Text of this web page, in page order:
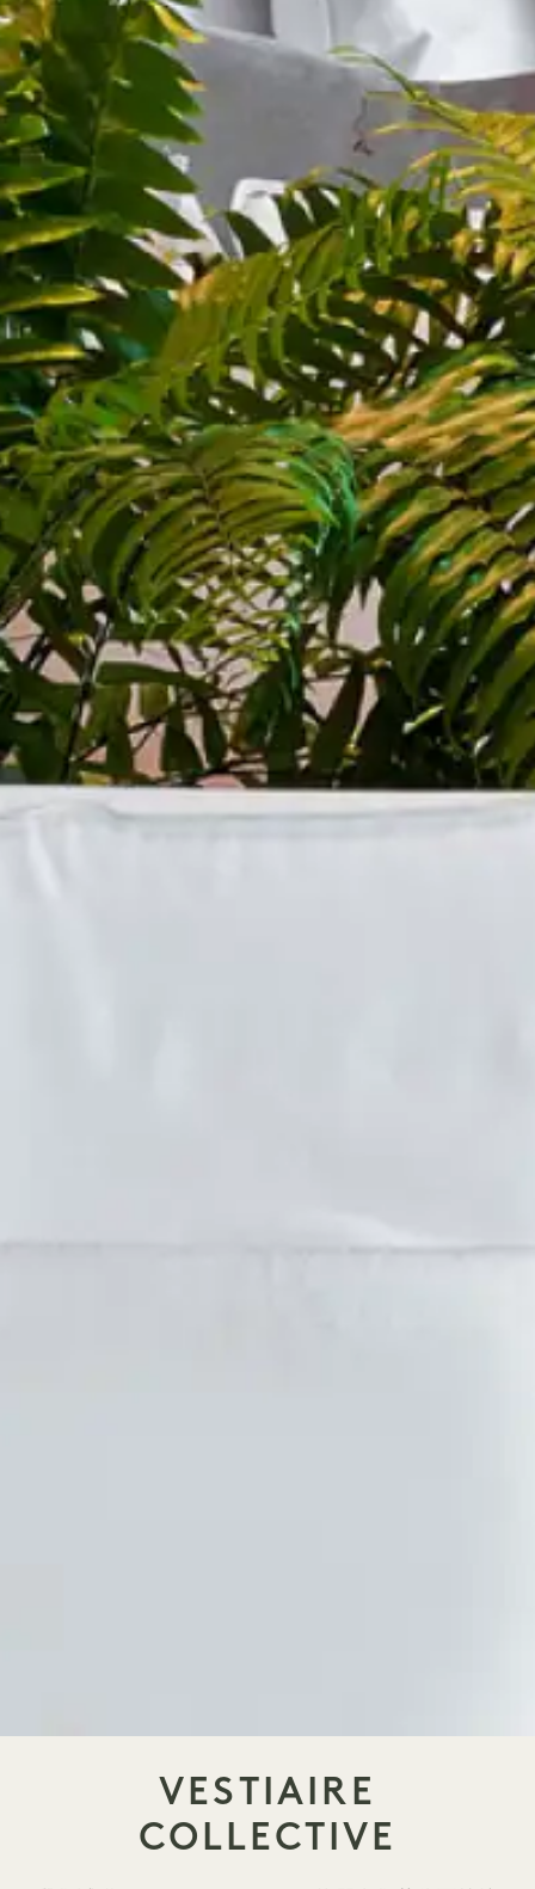
VESTIAIRE
COLLECTIVE